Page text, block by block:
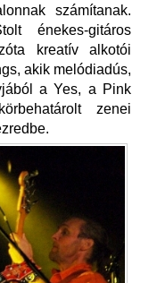
számítanak.
énekes-gitáros
kreatív alkotói
akik melódiadús,
a Yes, a Pink
zenei